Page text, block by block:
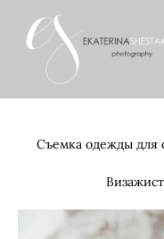
Съемка одежды для
Визажист